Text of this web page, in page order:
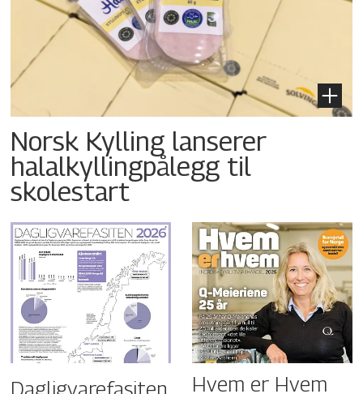
Norsk Kylling lanserer
halalkyllingpålegg til
skolestart
Dagligvarefasiten Hvem er Hvem